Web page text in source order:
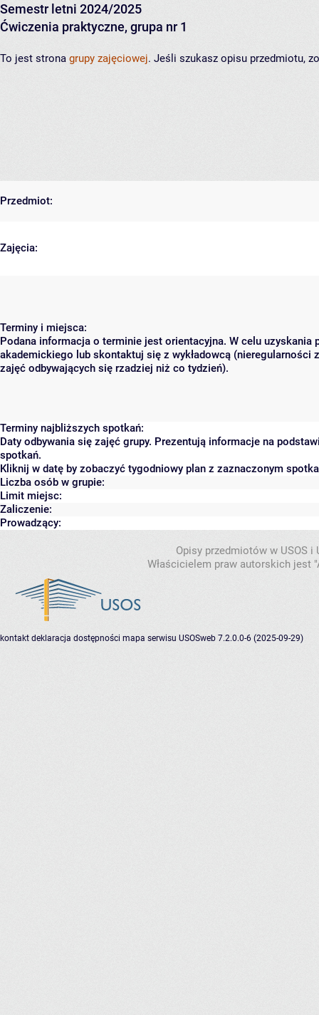
Semestr letni 2024/2025
Ćwiczenia praktyczne, grupa nr 1
To jest strona grupy zajęciowej. Jeśli szukasz opisu przedmiotu,
Przedmiot:
Zajęcia:
Terminy i miejsca:
Podana informacja o terminie jest orientacyjna. W celu
akademickiego lub skontaktuj się z wykładowcą (nieregularności
zajęć odbywających się rzadziej niż co tydzień).
Terminy najbliższych spotkań:
Daty odbywania się zajęć grupy. Prezentują informacje na
spotkań.
Kliknij w datę by zobaczyć tygodniowy plan z zaznaczonym
Liczba osób w grupie:
Limit miejsc:
Zaliczenie:
Prowadzący:
Opisy przedmiotów w USOS
Właścicielem praw autorskich jest
kontakt deklaracja dostępności mapa serwisu USOSweb 7.2.0.0-6 (2025-09-29)